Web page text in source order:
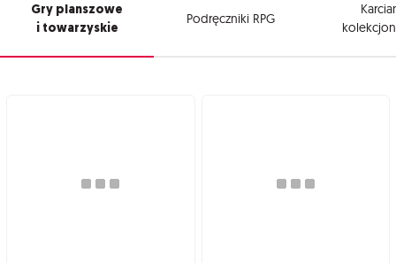
Gry planszowe
i towarzyskie
Podręczniki RPG